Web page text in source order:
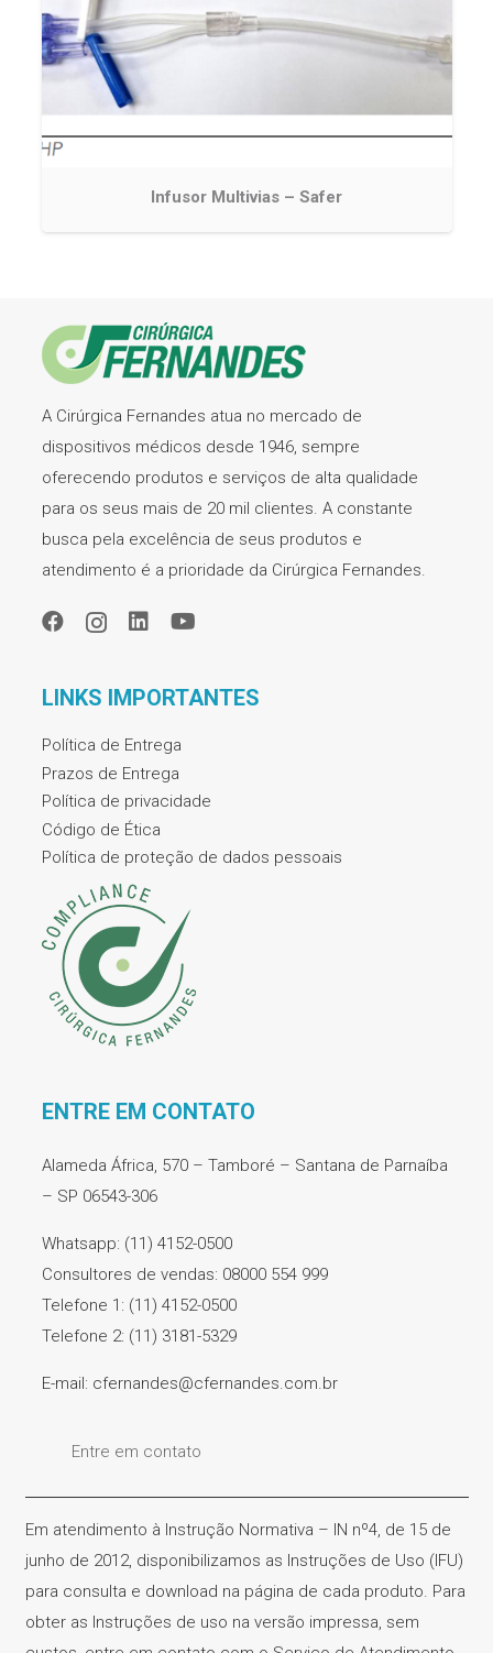
Infusor Multivias – Safer
A Cirúrgica Fernandes atua no mercado de
dispositivos médicos desde 1946, sempre
oferecendo produtos e serviços de alta qualidade
para os seus mais de 20 mil clientes. A constante
busca pela excelência de seus produtos e
atendimento é a prioridade da Cirúrgica Fernandes.
LINKS IMPORTANTES
Política de Entrega
Prazos de Entrega
Política de privacidade
Código de Ética
Política de proteção de dados pessoais
ENTRE EM CONTATO
Alameda África, 570 – Tamboré – Santana de Parnaíba
– SP 06543-306
Whatsapp: (11) 4152-0500
Consultores de vendas: 08000 554 999
Telefone 1: (11) 4152-0500
Telefone 2: (11) 3181-5329
E-mail: cfernandes@cfernandes.com.br
Entre em contato
Em atendimento à Instrução Normativa – IN nº4, de 15 de
junho de 2012, disponibilizamos as Instruções de Uso (IFU)
para consulta e download na página de cada produto. Para
obter as Instruções de uso na versão impressa, sem